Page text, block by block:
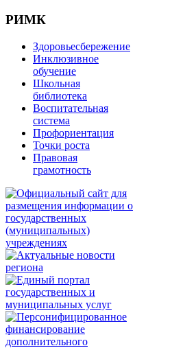
РИМК
Здоровьесбережение
Инклюзивное
обучение
Школьная
библиотека
Воспитательная
система
Профориентация
Точки роста
Правовая
грамотность